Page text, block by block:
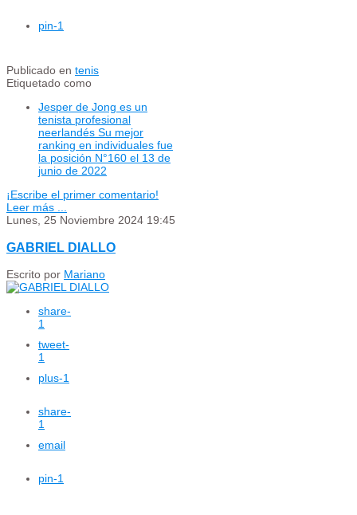
pin-1
Publicado en tenis
Etiquetado como
Jesper de Jong es un
tenista profesional
neerlandés Su mejor
ranking en individuales fue
la posición N°160 el 13 de
junio de 2022
¡Escribe el primer comentario!
Leer más ...
Lunes, 25 Noviembre 2024 19:45
GABRIEL DIALLO
Escrito por Mariano
share-
1
tweet-
1
plus-1
share-
1
email
pin-1